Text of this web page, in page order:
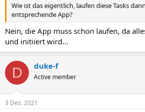
Wie ist das eigentlich, laufen diese Tasks
entsprechende App?
Nein, die App muss schon laufen, da
und initiiert wird...
D duke-f
Active member
3 Dez. 2021